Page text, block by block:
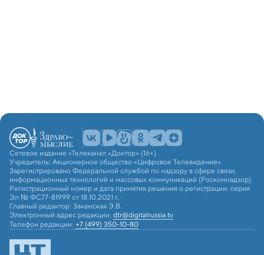
Сетевое издание «Телеканал «Доктор» (16+)
Учредитель: Акционерное общество «Цифровое Телевидение».
Зарегистрировано Федеральной службой по надзору в сфере связи,
информационных технологий и массовых коммуникаций (Роскомнадзор).
Регистрационный номер и дата принятия решения о регистрации: серия
Эл № ФС77-81999 от 18.10.2021 г.
Главный редактор: Закамская Э.В.
Электронный адрес редакции: dtr@digitalrussia.tv
Телефон редакции: +7 (499) 350-10-80